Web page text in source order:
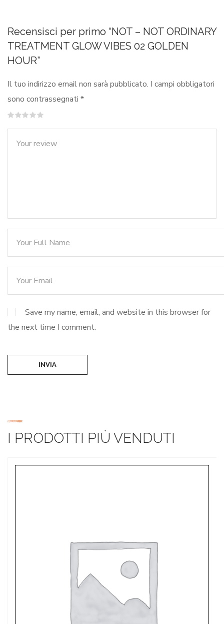
Recensisci per primo “NOT – NOT ORDINARY
TREATMENT GLOW VIBES 02 GOLDEN
HOUR”
Il tuo indirizzo email non sarà pubblicato. I campi obbligatori
sono contrassegnati *
Save my name, email, and website in this browser for
the next time I comment.
INVIA
I PRODOTTI PIÙ VENDUTI